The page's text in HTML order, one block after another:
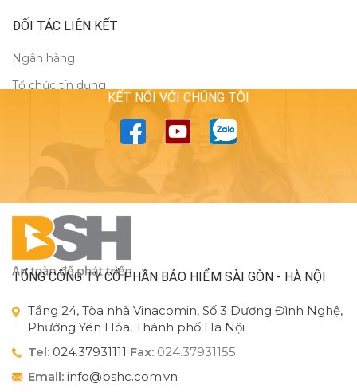
ĐỐI TÁC LIÊN KẾT
Ngân hàng
Tổ chức tín dụng
TỔNG CÔNG TY CỔ PHẦN BẢO HIỂM SÀI GÒN - HÀ NỘI
Tầng 24, Tòa nhà Vinacomin, Số 3 Dương Đình Nghệ,
Phường Yên Hòa, Thành phố Hà Nội
Tel: 024.37931111 Fax: 024.37931155
Email: info@bshc.com.vn
KẾT NỐI VỚI CHÚNG TÔI